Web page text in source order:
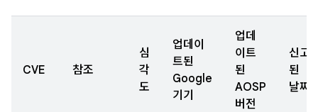
CVE 참조
심
각
도
업데이
트된
Google
기기
업데
이트
된
AOSP
버전
신고
된
날짜